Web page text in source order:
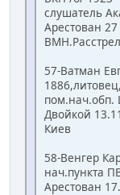
слушатель
Арестован
57-Ватман
Двойкой
Киев
58-Венгер
нач.пункта
Арестован